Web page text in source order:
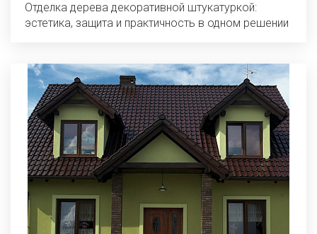
Отделка дерева декоративной штукатуркой:
эстетика, защита и практичность в одном решении